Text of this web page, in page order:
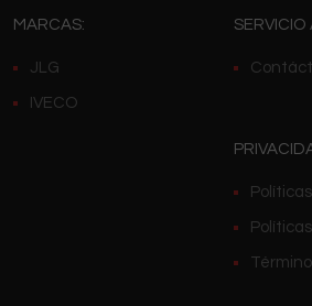
MARCAS:
JLG
IVECO
SERVICIO